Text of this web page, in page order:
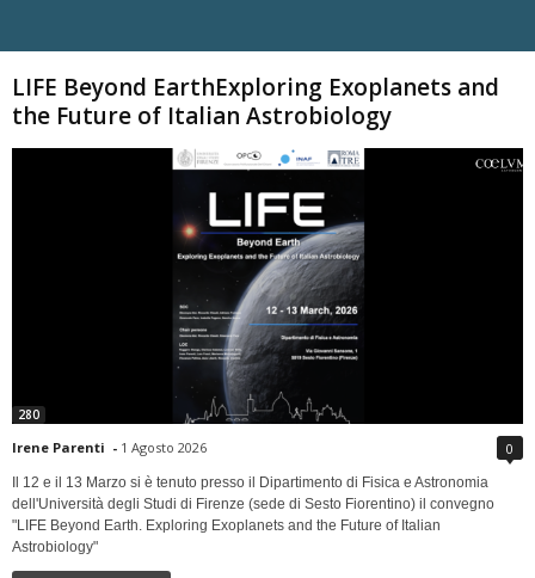
LIFE Beyond EarthExploring Exoplanets and
the Future of Italian Astrobiology
280
Irene Parenti - 1 Agosto 2026 0
Il 12 e il 13 Marzo si è tenuto presso il Dipartimento di Fisica e Astronomia
dell'Università degli Studi di Firenze (sede di Sesto Fiorentino) il convegno
"LIFE Beyond Earth. Exploring Exoplanets and the Future of Italian
Astrobiology"